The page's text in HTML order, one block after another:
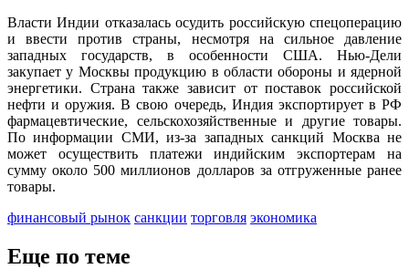
Власти Индии отказалась осудить российскую спецоперацию
и ввести против страны, несмотря на сильное давление
западных государств, в особенности США. Нью-Дели
закупает у Москвы продукцию в области обороны и ядерной
энергетики. Страна также зависит от поставок российской
нефти и оружия. В свою очередь, Индия экспортирует в РФ
фармацевтические, сельскохозяйственные и другие товары.
По информации СМИ, из-за западных санкций Москва не
может осуществить платежи индийским экспортерам на
сумму около 500 миллионов долларов за отгруженные ранее
товары.
финансовый рынок санкции торговля экономика
Еще по теме